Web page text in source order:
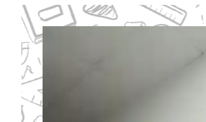
Reproductor
vídeo